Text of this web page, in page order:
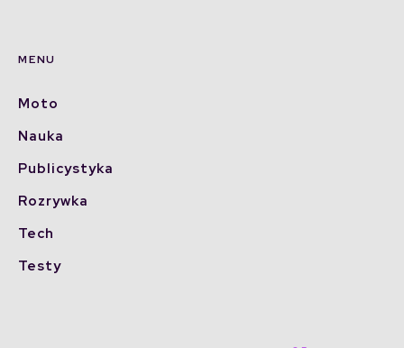
MENU
Moto
Nauka
Publicystyka
Rozrywka
Tech
Testy